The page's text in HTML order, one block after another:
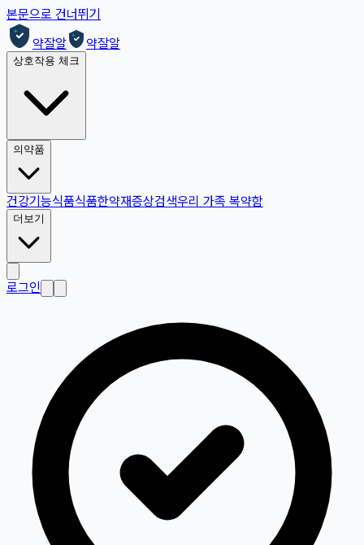
본문으로 건너뛰기
약잘알
약잘알
상호작용 체크
의약품
건강기능식품식품한약재증상검색우리 가족 복약함
더보기
로그인